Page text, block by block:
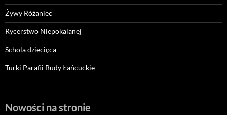
Żywy Różaniec
Rycerstwo Niepokalanej
Schola dziecięca
Turki Parafii Budy Łańcuckie
Nowości na stronie